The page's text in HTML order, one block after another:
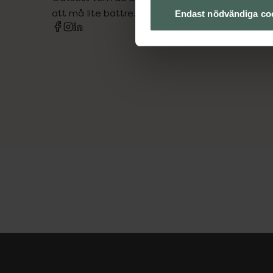
Endast nödvändiga
att må lite bättre. Välkommen att prata med